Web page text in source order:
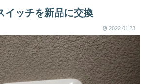
イッチを新品に交換
2022.01.23